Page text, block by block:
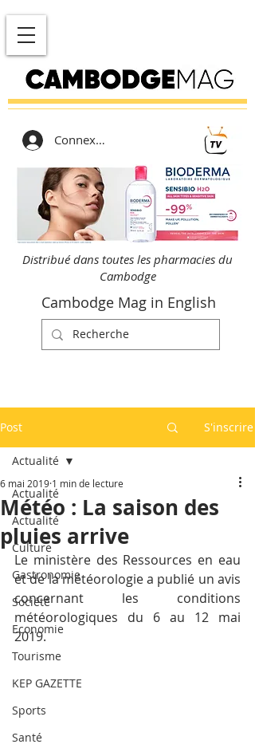
Connexion
Distribué dans toutes les pharmacies du
Cambodge
Cambodge Mag in English
Post S'inscrire
Actualité
Actualité
Culture
Gastronomie
Société
Economie
Tourisme
KEP GAZETTE
Sports
Santé
Actualité
Météo : La saison des
pluies arrive
6 mai 2019 1 min de lecture
Le ministère des Ressources en eau
et de la météorologie a publié un avis
concernant les conditions
météorologiques du 6 au 12 mai
2019.